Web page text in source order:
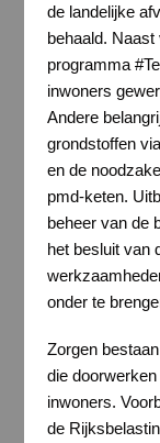
de landelijke
behaald.
programma
inwoners
Andere
grondstoffen
en de
pmd-keten.
beheer van de
het besluit van
onder te
Zorgen
die
inwoners.
de